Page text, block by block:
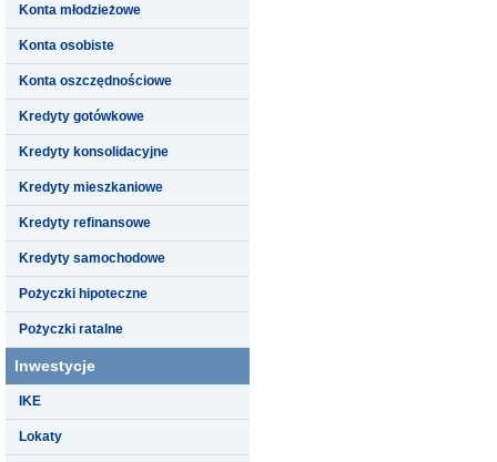
Konta młodzieżowe
Konta osobiste
Konta oszczędnościowe
Kredyty gotówkowe
Kredyty konsolidacyjne
Kredyty mieszkaniowe
Kredyty refinansowe
Kredyty samochodowe
Pożyczki hipoteczne
Pożyczki ratalne
Inwestycje
IKE
Lokaty